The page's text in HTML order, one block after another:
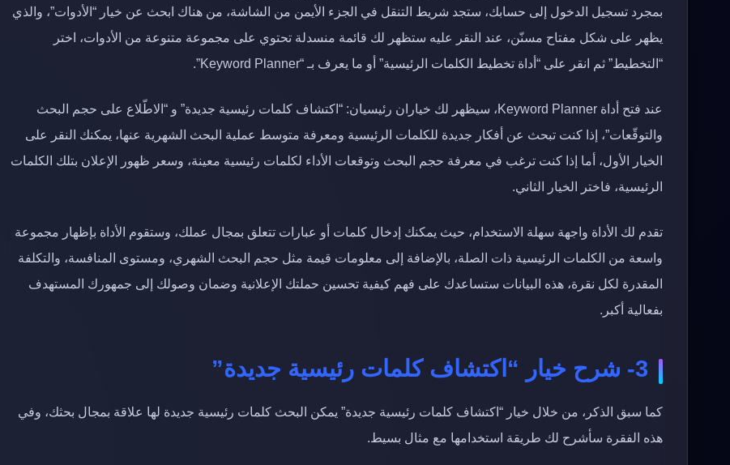
بمجرد تسجيل الدخول إلى حسابك، ستجد شريط التنقل في الجزء الأيمن من الشاشة، من هناك ابحث عن خيار “الأدوات”، والذي
يظهر على شكل مفتاح مسنّن، عند النقر عليه ستظهر لك قائمة منسدلة تحتوي على مجموعة متنوعة من الأدوات، اختر
“التخطيط” ثم انقر على “أداة تخطيط الكلمات الرئيسية” أو ما يعرف بـ “Keyword Planner”.
عند فتح أداة Keyword Planner، سيظهر لك خياران رئيسيان: “اكتشاف كلمات رئيسية جديدة” و “الاطّلاع على حجم البحث
والتوقّعات”، إذا كنت تبحث عن أفكار جديدة للكلمات الرئيسية ومعرفة متوسط عملية البحث الشهرية عنها، يمكنك النقر على
الخيار الأول، أما إذا كنت ترغب في معرفة حجم البحث وتوقعات الأداء لكلمات رئيسية معينة، وسعر ظهور الإعلان بتلك الكلمات
الرئيسية، فاختر الخيار الثاني.
تقدم لك الأداة واجهة سهلة الاستخدام، حيث يمكنك إدخال كلمات أو عبارات تتعلق بمجال عملك، وستقوم الأداة بإظهار مجموعة
واسعة من الكلمات الرئيسية ذات الصلة، بالإضافة إلى معلومات قيمة مثل حجم البحث الشهري، ومستوى المنافسة، والتكلفة
المقدرة لكل نقرة، هذه البيانات ستساعدك على فهم كيفية تحسين حملتك الإعلانية وضمان وصولك إلى جمهورك المستهدف
بفعالية أكبر.
3- شرح خيار “اكتشاف كلمات رئيسية جديدة”
كما سبق الذكر، من خلال خيار “اكتشاف كلمات رئيسية جديدة” يمكن البحث كلمات رئيسية جديدة لها علاقة بمجال بحثك، وفي
هذه الفقرة سأشرح لك طريقة استخدامها مع مثال بسيط.